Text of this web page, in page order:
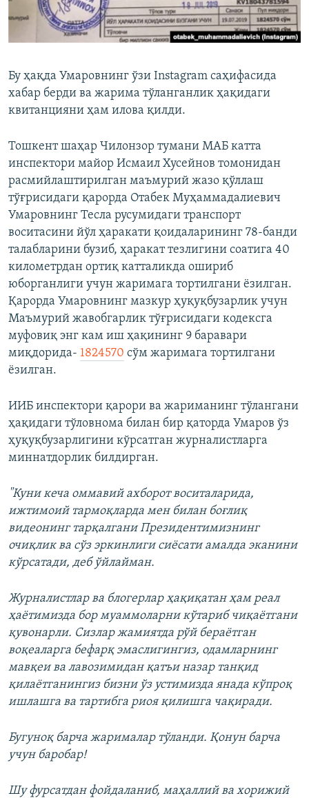
Бу ҳақда Умаровнинг ўзи Instagram саҳифасида
хабар берди ва жарима тўланганлик ҳақидаги
квитанцияни ҳам илова қилди.
Тошкент шаҳар Чилонзор тумани МАБ катта
инспектори майор Исмаил Хусейнов томонидан
расмийлаштирилган маъмурий жазо қўллаш
тўғрисидаги қарорда Отабек Муҳаммадалиевич
Умаровнинг Тесла русумидаги транспорт
воситасини йўл ҳаракати қоидаларининг 78-банди
талабларини бузиб, ҳаракат тезлигини соатига 40
километрдан ортиқ катталикда ошириб
юборганлиги учун жаримага тортилгани ёзилган.
Қарорда Умаровнинг мазкур ҳуқуқбузарлик учун
Маъмурий жавобгарлик тўғрисидаги кодексга
муфовиқ энг кам иш ҳақининг 9 баравари
миқдорида- 1824570 сўм жаримага тортилгани
ёзилган.
ИИБ инспектори қарори ва жариманинг тўлангани
ҳақидаги тўловнома билан бир қаторда Умаров ўз
ҳуқуқбузарлигини кўрсатган журналистларга
миннатдорлик билдирган.
"Куни кеча оммавий ахборот воситаларида,
ижтимоий тармоқларда мен билан боғлиқ
видеонинг тарқалгани Президентимизнинг
очиқлик ва сўз эркинлиги сиёсати амалда эканини
кўрсатади, деб ўйлайман.
Журналистлар ва блогерлар ҳақиқатан ҳам реал
ҳаётимизда бор муаммоларни кўтариб чиқаётгани
қувонарли. Сизлар жамиятда рўй бераётган
воқеаларга бефарқ эмаслигингиз, одамларнинг
мавқеи ва лавозимидан қатъи назар танқид
қилаётганингиз бизни ўз устимизда янада кўпроқ
ишлашга ва тартибга риоя қилишга чақиради.
Бугуноқ барча жарималар тўланди. Қонун барча
учун баробар!
Шу фурсатдан фойдаланиб, маҳаллий ва хорижий